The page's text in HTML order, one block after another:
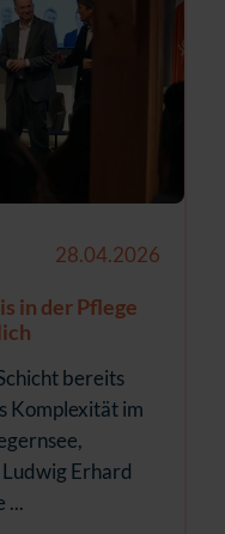
28.04.2026
in der Pflege
bereits
Komplexität im
Erhard
...